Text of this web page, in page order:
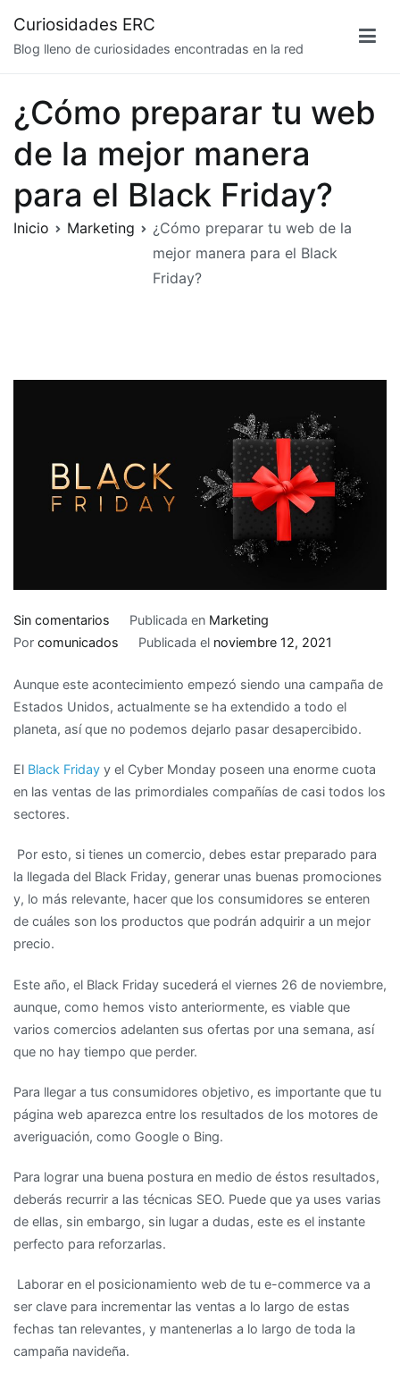
contenido
Curiosidades ERC
Blog lleno de curiosidades encontradas en la red
¿Cómo preparar tu web
de la mejor manera
para el Black Friday?
Inicio Marketing
¿Cómo preparar tu web de la
mejor manera para el Black
Friday?
Sin comentarios
¿Cómo
tu
web
de
mejor
manera
Publicada en Marketing
Por comunicados Publicada el noviembre 12, 2021
Aunque este acontecimiento empezó siendo una campaña de
Estados Unidos, actualmente se ha extendido a todo el
planeta, así que no podemos dejarlo pasar desapercibido.
El Black Friday y el Cyber Monday poseen una enorme cuota
en las ventas de las primordiales compañías de casi todos los
sectores.
Por esto, si tienes un comercio, debes estar preparado para
la llegada del Black Friday, generar unas buenas promociones
y, lo más relevante, hacer que los consumidores se enteren
de cuáles son los productos que podrán adquirir a un mejor
precio.
Este año, el Black Friday sucederá el viernes 26 de noviembre,
aunque, como hemos visto anteriormente, es viable que
varios comercios adelanten sus ofertas por una semana, así
que no hay tiempo que perder.
Para llegar a tus consumidores objetivo, es importante que tu
página web aparezca entre los resultados de los motores de
averiguación, como Google o Bing.
Para lograr una buena postura en medio de éstos resultados,
deberás recurrir a las técnicas SEO. Puede que ya uses varias
de ellas, sin embargo, sin lugar a dudas, este es el instante
perfecto para reforzarlas.
Laborar en el posicionamiento web de tu e-commerce va a
ser clave para incrementar las ventas a lo largo de estas
fechas tan relevantes, y mantenerlas a lo largo de toda la
campaña navideña.